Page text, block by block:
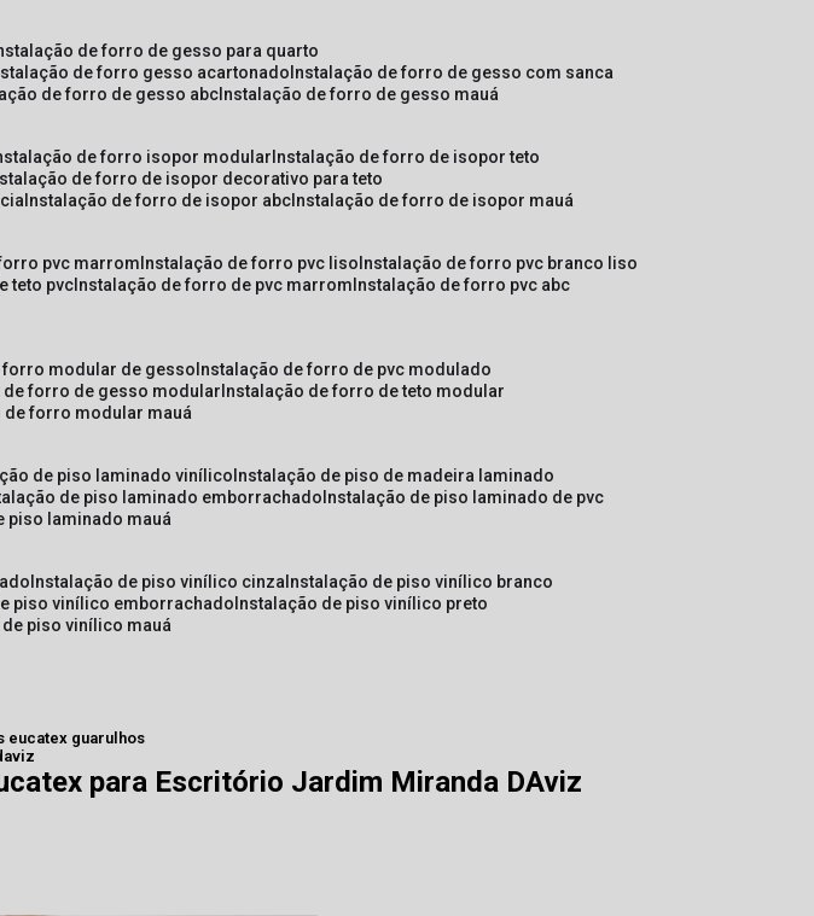
de forro de gesso para quarto
de forro gesso acartonado instalação de forro de gesso com sanca
de forro de gesso abc instalação de forro de gesso mauá
de forro isopor modular instalação de forro de isopor teto
de forro de isopor decorativo para teto
instalação de forro de isopor abc instalação de forro de isopor mauá
pvc marrom instalação de forro pvc liso instalação de forro pvc branco liso
teto pvc instalação de forro de pvc marrom instalação de forro pvc abc
forro modular de gesso instalação de forro de pvc modulado
de forro de gesso modular instalação de forro de teto modular
de forro modular mauá
de piso laminado vinílico instalação de piso de madeira laminado
de piso laminado emborrachado instalação de piso laminado de pvc
piso laminado mauá
instalação de piso vinílico cinza instalação de piso vinílico branco
piso vinílico emborrachado instalação de piso vinílico preto
de piso vinílico mauá
eucatex guarulhos
para Escritório Jardim Miranda DAviz